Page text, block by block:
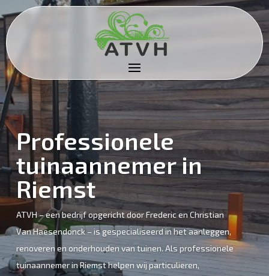
Professionele
tuinaannemer in
Riemst
ATVH – een bedrijf opgericht door Frederic en Christian
Van Haesendonck – is gespecialiseerd in het aanleggen,
renoveren en onderhouden van tuinen. Als professionele
tuinaannemer in Riemst helpen wij particulieren,